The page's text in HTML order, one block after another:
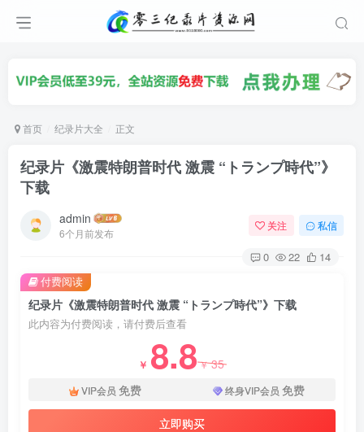
首页 纪录片大全 正文
纪录片《激震特朗普时代 激震 “トランプ時代”》
下载
admin
6个月前发布
关注 私信
0 22 14
纪录片《激震特朗普时代 激震 “トランプ時代”》下载
此内容为付费阅读，请付费后查看
￥ 8.8￥35
VIP会员 免费 终身VIP会员 免费
立即购买
付费阅读